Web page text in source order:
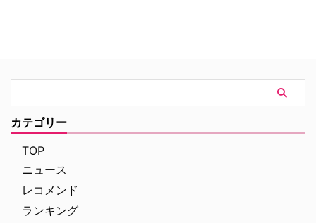
カテゴリー
TOP
ニュース
レコメンド
ランキング